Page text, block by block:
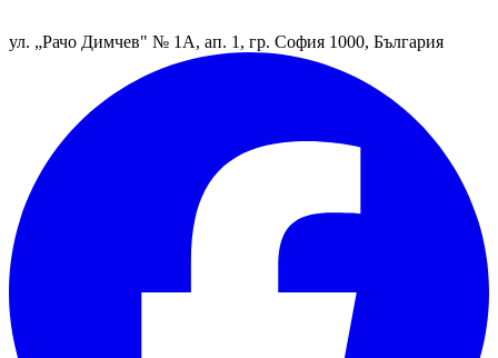
ул. „Рачо Димчев" № 1А, ап. 1, гр. София 1000, България